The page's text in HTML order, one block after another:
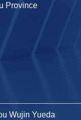
Province
Wujin Yueda